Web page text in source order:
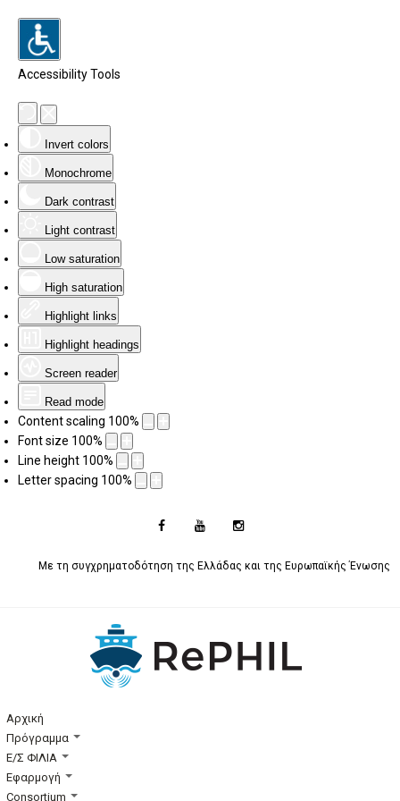
Accessibility Tools
Invert colors
Monochrome
Dark contrast
Light contrast
Low saturation
High saturation
Highlight links
Highlight headings
Screen reader
Read mode
Content scaling 100%
Font size 100%
Line height 100%
Letter spacing 100%
Με τη συγχρηματοδότηση της Ελλάδας και της Ευρωπαϊκής Ένωσης
Αρχική
Πρόγραμμα
Ε/Σ ΦΙΛΙΑ
Εφαρμογή
Consortium